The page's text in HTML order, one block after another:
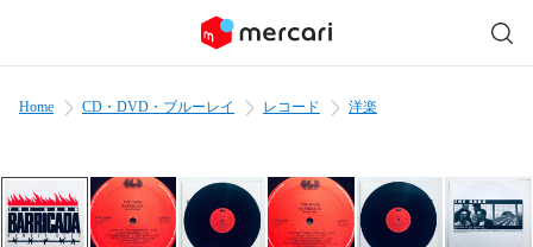
Home CD・DVD・ブルーレイ レコード 洋楽